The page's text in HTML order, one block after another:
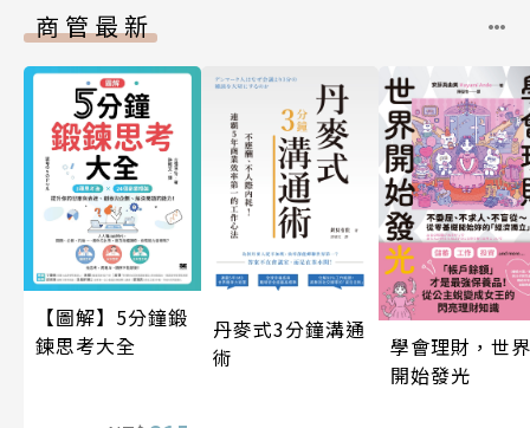
商管最新
【圖解】5分鐘鍛
鍊思考大全
丹麥式3分鐘溝通
術
學會理財，世界
開始發光